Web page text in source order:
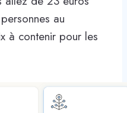
au
à contenir pour les